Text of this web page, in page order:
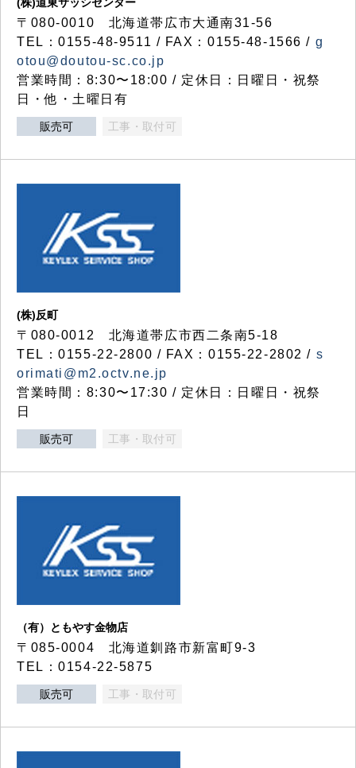
〒080-0010 北海道帯広市大通南31-56
TEL：0155-48-9511 / FAX：0155-48-1566 / g
otou@doutou-sc.co.jp
営業時間：8:30〜18:00 / 定休日：日曜日・祝祭
日・他・土曜日有
販売可 工事・取付可
(株)反町
〒080-0012 北海道帯広市西二条南5-18
TEL：0155-22-2800 / FAX：0155-22-2802 / s
orimati@m2.octv.ne.jp
営業時間：8:30〜17:30 / 定休日：日曜日・祝祭
日
販売可 工事・取付可
（有）ともやす金物店
〒085-0004 北海道釧路市新富町9-3
TEL：0154-22-5875
販売可 工事・取付可